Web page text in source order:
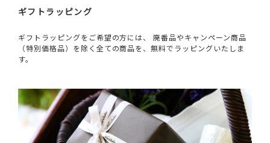
ギフトラッピング
ギフトラッピングをご希望の方には、 廃番品やキャンペーン商品
（特別価格品）を除く全ての商品を、無料でラッピングいたしま
す。